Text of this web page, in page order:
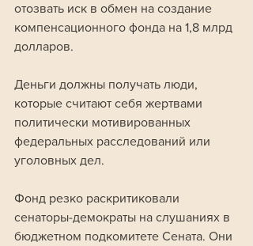
отозвать иск в обмен на создание
компенсационного фонда на 1,8 млрд
долларов.
Деньги должны получать люди,
которые считают себя жертвами
политически мотивированных
федеральных расследований или
уголовных дел.
Фонд резко раскритиковали
сенаторы-демократы на слушаниях в
бюджетном подкомитете Сената. Они